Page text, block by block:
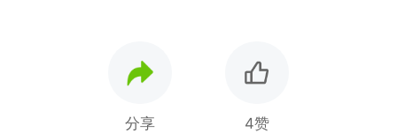
分享 4赞